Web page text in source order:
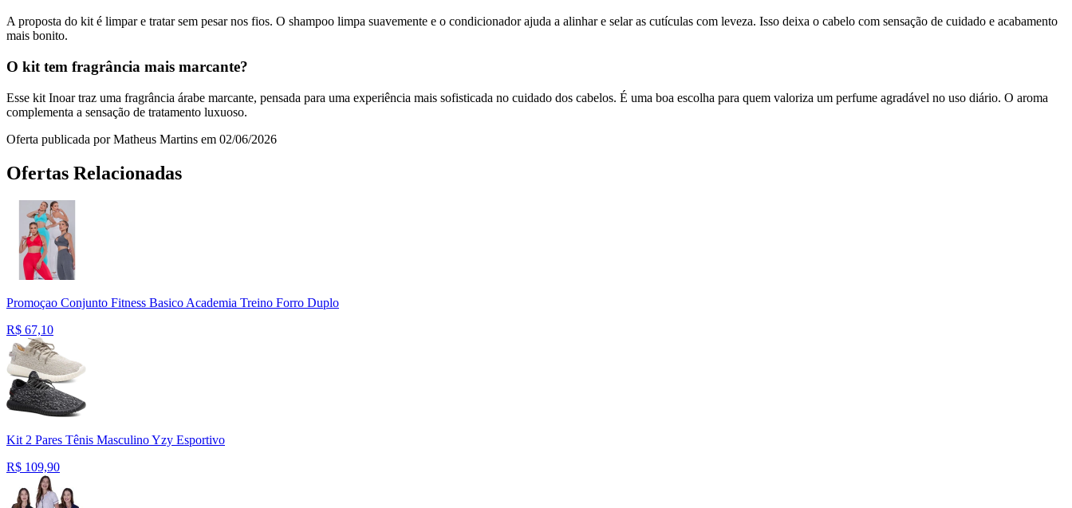
A proposta do kit é limpar e tratar sem pesar nos fios. O shampoo limpa suavemente e o condicionador ajuda a alinhar e selar as cutículas com leveza. Isso deixa o cabelo com sensação de cuidado e acabamento
mais bonito.
O kit tem fragrância mais marcante?
Esse kit Inoar traz uma fragrância árabe marcante, pensada para uma experiência mais sofisticada no cuidado dos cabelos. É uma boa escolha para quem valoriza um perfume agradável no uso diário. O aroma
complementa a sensação de tratamento luxuoso.
Oferta publicada por Matheus Martins em 02/06/2026
Ofertas Relacionadas
Promoçao Conjunto Fitness Basico Academia Treino Forro Duplo
R$ 67,10
Kit 2 Pares Tênis Masculino Yzy Esportivo
R$ 109,90